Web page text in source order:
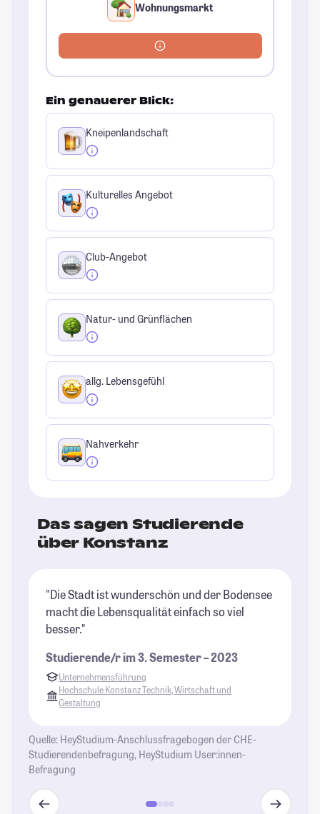
Wohnungsmarkt
Ein genauerer Blick:
Kneipenlandschaft
Kulturelles Angebot
Club-Angebot
Natur- und Grünflächen
allg. Lebensgefühl
Nahverkehr
Das sagen Studierende
über Konstanz
"Die Stadt ist wunderschön und der Bodensee
macht die Lebensqualität einfach so viel
besser."
Studierende/r im 3. Semester – 2023
Unternehmensführung
Hochschule Konstanz Technik, Wirtschaft und
Gestaltung
Quelle: HeyStudium-Anschlussfragebogen der CHE-
Studierendenbefragung, HeyStudium User:innen-
Befragung